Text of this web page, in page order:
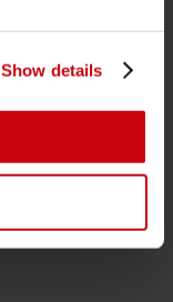
Show details